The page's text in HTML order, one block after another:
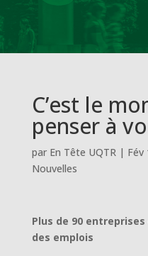
C’est le
penser à
par En Tête UQTR| Fév
Nouvelles
Plus de 90
des emplois